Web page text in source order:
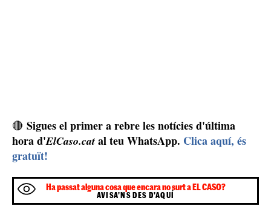
🔴 Sigues el primer a rebre les notícies d'última
hora d'ElCaso.cat al teu WhatsApp. Clica aquí, és
gratuït!
Ha passat alguna cosa que encara no surt a EL CASO?
AVISA'NS DES D'AQUÍ